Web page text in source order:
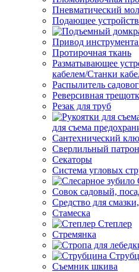
Пневматический
Подающее
Привод
Протирочная ткань
Разматывающее
кабелем/Станки
Распылитель
Реверсивная
Резак для труб
для съема
Сантехнический
Сверлильный патрон
Секаторы
Система угловых
Совок садовый,
Средство для
Стамеска
Степлер
Стремянка
Съемник шкива